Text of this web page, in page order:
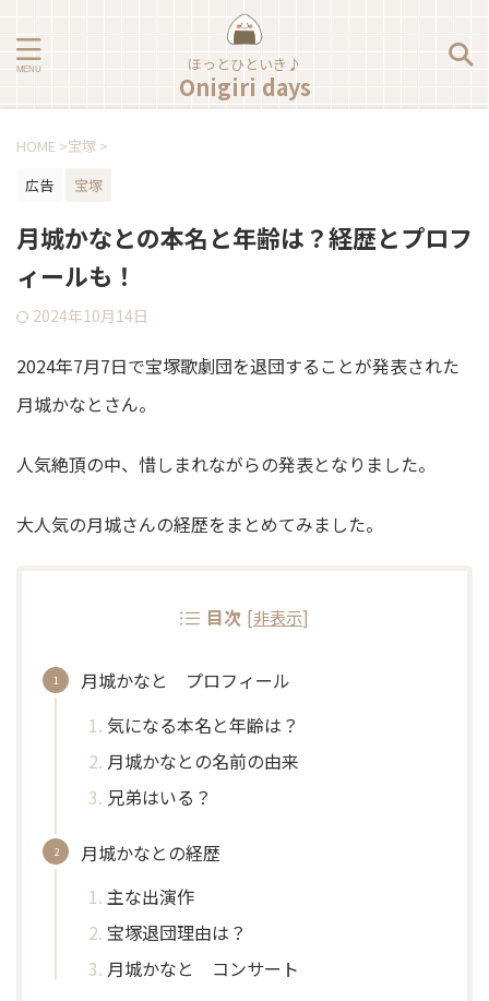
ほっとひといき♪
Onigiri days
HOME >宝塚 >
広告
宝塚
月城かなとの本名と年齢は？経歴とプロフ
ィールも！
2024年10月14日
2024年7月7日で宝塚歌劇団を退団することが発表された
月城かなとさん。
人気絶頂の中、惜しまれながらの発表となりました。
大人気の月城さんの経歴をまとめてみました。
目次 [非表示]
月城かなと プロフィール
気になる本名と年齢は？
月城かなとの名前の由来
兄弟はいる？
月城かなとの経歴
主な出演作
宝塚退団理由は？
月城かなと コンサート